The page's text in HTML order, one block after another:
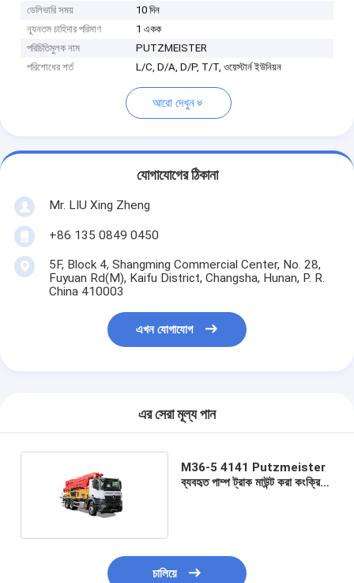
ডেলিভারি সময়
10 দিন
ন্যূনতম চাহিদার পরিমাণ
1 একক
পরিচিতিমুলক নাম
PUTZMEISTER
পরিশোধের শর্ত
L/C, D/A, D/P, T/T, ওয়েস্টার্ন ইউনিয়ন
আরো দেখুন
যোগাযোগের ঠিকানা
Mr. LIU Xing Zheng
+86 135 0849 0450
5F, Block 4, Shangming Commercial Center, No. 28,
Fuyuan Rd(M), Kaifu District, Changsha, Hunan, P. R.
China 410003
এখন যোগাযোগ
এর সেরা মূল্য পান
M36-5 4141 Putzmeister
ব্যবহৃত পাম্প ট্রাক মাউন্ট করা কংক্রিট
চালিয়ে